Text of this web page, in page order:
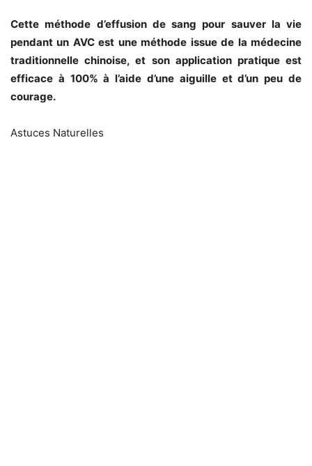
Cette méthode d’effusion de sang pour sauver la vie
pendant un AVC est une méthode issue de la médecine
traditionnelle chinoise, et son application pratique est
efficace à 100% à l’aide d’une aiguille et d’un peu de
courage.
Astuces Naturelles